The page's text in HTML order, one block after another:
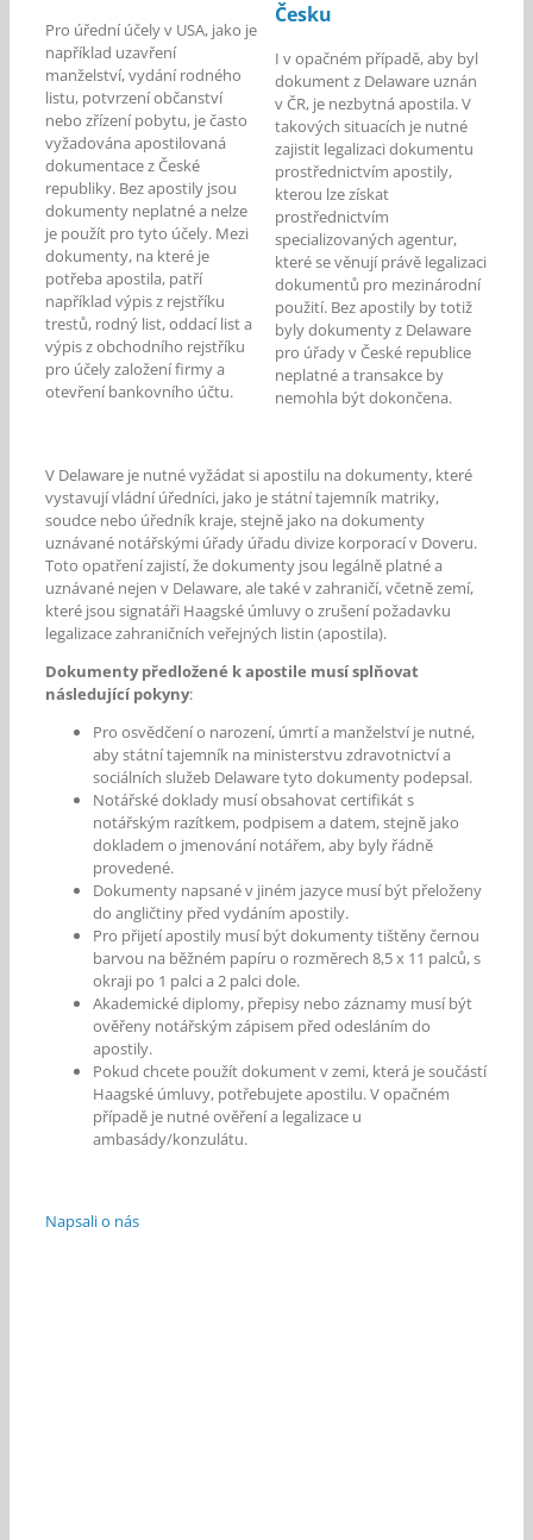
Pro úřední účely v USA, jako je
například uzavření
manželství, vydání rodného
listu, potvrzení občanství
nebo zřízení pobytu, je často
vyžadována apostilovaná
dokumentace z České
republiky. Bez apostily jsou
dokumenty neplatné a nelze
je použít pro tyto účely. Mezi
dokumenty, na které je
potřeba apostila, patří
například výpis z rejstříku
trestů, rodný list, oddací list a
výpis z obchodního rejstříku
pro účely založení firmy a
otevření bankovního účtu.
Česku
I v opačném případě, aby byl
dokument z Delaware uznán
v ČR, je nezbytná apostila. V
takových situacích je nutné
zajistit legalizaci dokumentu
prostřednictvím apostily,
kterou lze získat
prostřednictvím
specializovaných agentur,
které se věnují právě legalizaci
dokumentů pro mezinárodní
použití. Bez apostily by totiž
byly dokumenty z Delaware
pro úřady v České republice
neplatné a transakce by
nemohla být dokončena.
V Delaware je nutné vyžádat si apostilu na dokumenty, které
vystavují vládní úředníci, jako je státní tajemník matriky,
soudce nebo úředník kraje, stejně jako na dokumenty
uznávané notářskými úřady úřadu divize korporací v Doveru.
Toto opatření zajistí, že dokumenty jsou legálně platné a
uznávané nejen v Delaware, ale také v zahraničí, včetně zemí,
které jsou signatáři Haagské úmluvy o zrušení požadavku
legalizace zahraničních veřejných listin (apostila).
Dokumenty předložené k apostile musí splňovat
následující pokyny:
Pro osvědčení o narození, úmrtí a manželství je nutné,
aby státní tajemník na ministerstvu zdravotnictví a
sociálních služeb Delaware tyto dokumenty podepsal.
Notářské doklady musí obsahovat certifikát s
notářským razítkem, podpisem a datem, stejně jako
dokladem o jmenování notářem, aby byly řádně
provedené.
Dokumenty napsané v jiném jazyce musí být přeloženy
do angličtiny před vydáním apostily.
Pro přijetí apostily musí být dokumenty tištěny černou
barvou na běžném papíru o rozměrech 8,5 x 11 palců, s
okraji po 1 palci a 2 palci dole.
Akademické diplomy, přepisy nebo záznamy musí být
ověřeny notářským zápisem před odesláním do
apostily.
Pokud chcete použít dokument v zemi, která je součástí
Haagské úmluvy, potřebujete apostilu. V opačném
případě je nutné ověření a legalizace u
ambasády/konzulátu.
Napsali o nás